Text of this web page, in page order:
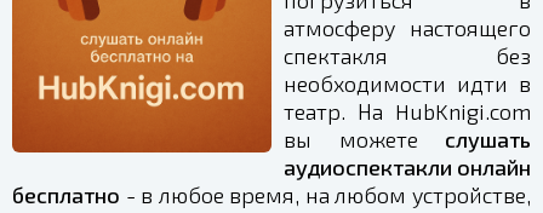
атмосферу настоящего
спектакля без
необходимости идти в
театр. На HubKnigi.com
вы можете слушать
аудиоспектакли онлайн
бесплатно - в любое время, на любом устройстве,